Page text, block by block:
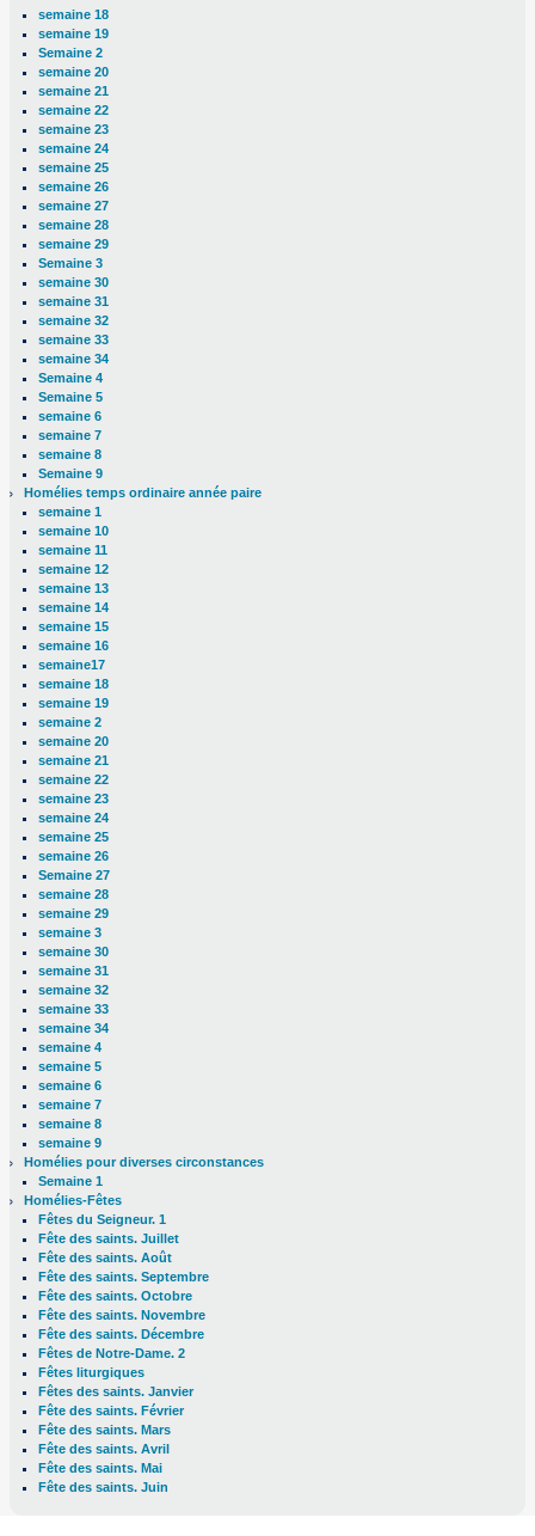
semaine 18
semaine 19
Semaine 2
semaine 20
semaine 21
semaine 22
semaine 23
semaine 24
semaine 25
semaine 26
semaine 27
semaine 28
semaine 29
Semaine 3
semaine 30
semaine 31
semaine 32
semaine 33
semaine 34
Semaine 4
Semaine 5
semaine 6
semaine 7
semaine 8
Semaine 9
Homélies temps ordinaire année paire
semaine 1
semaine 10
semaine 11
semaine 12
semaine 13
semaine 14
semaine 15
semaine 16
semaine17
semaine 18
semaine 19
semaine 2
semaine 20
semaine 21
semaine 22
semaine 23
semaine 24
semaine 25
semaine 26
Semaine 27
semaine 28
semaine 29
semaine 3
semaine 30
semaine 31
semaine 32
semaine 33
semaine 34
semaine 4
semaine 5
semaine 6
semaine 7
semaine 8
semaine 9
Homélies pour diverses circonstances
Semaine 1
Homélies-Fêtes
Fêtes du Seigneur. 1
Fête des saints. Juillet
Fête des saints. Août
Fête des saints. Septembre
Fête des saints. Octobre
Fête des saints. Novembre
Fête des saints. Décembre
Fêtes de Notre-Dame. 2
Fêtes liturgiques
Fêtes des saints. Janvier
Fête des saints. Février
Fête des saints. Mars
Fête des saints. Avril
Fête des saints. Mai
Fête des saints. Juin